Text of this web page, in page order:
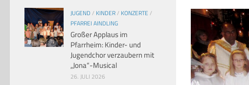
JUGEND / KINDER/ KONZERTE /
PFARREI AINDLING
Großer Applaus im
Pfarrheim: Kinder- und
Jugendchor verzaubern mit
„Jona“-Musical
26. JULI 2026